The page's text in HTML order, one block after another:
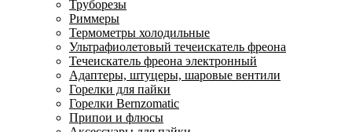
Труборезы
Риммеры
Термометры холодильные
Ультрафиолетовый течеискатель фреона
Течеискатель фреона электронный
Адаптеры, штуцеры, шаровые вентили
Горелки для пайки
Горелки Bernzomatic
Припои и флюсы